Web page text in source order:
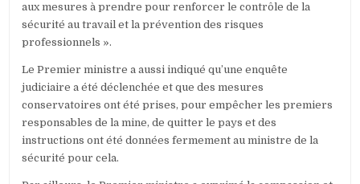
aux mesures à prendre pour renforcer le contrôle de la
sécurité au travail et la prévention des risques
professionnels ».
Le Premier ministre a aussi indiqué qu’une enquête
judiciaire a été déclenchée et que des mesures
conservatoires ont été prises, pour empêcher les premiers
responsables de la mine, de quitter le pays et des
instructions ont été données fermement au ministre de la
sécurité pour cela.